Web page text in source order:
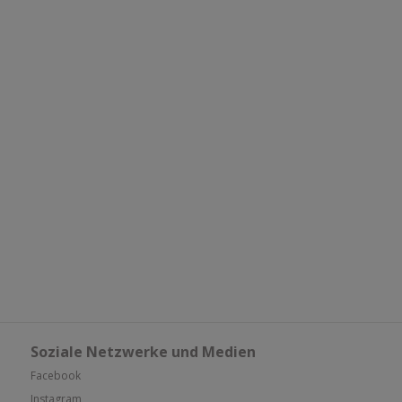
Soziale Netzwerke und Medien
Facebook
Instagram